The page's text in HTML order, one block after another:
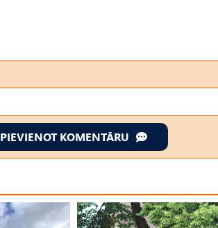
PIEVIENOT KOMENTĀRU